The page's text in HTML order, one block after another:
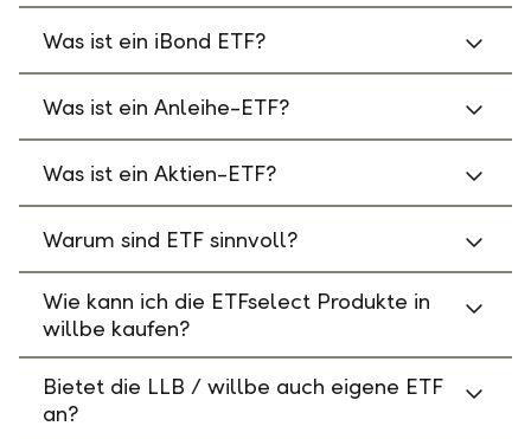
Was ist ein iBond ETF?
Was ist ein Anleihe-ETF?
Was ist ein Aktien-ETF?
Warum sind ETF sinnvoll?
Wie kann ich die ETFselect Produkte in
willbe kaufen?
Bietet die LLB / willbe auch eigene ETF
an?